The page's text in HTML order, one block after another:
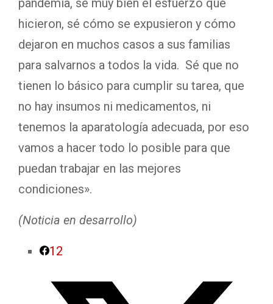
hicieron, sé cómo se expusieron y cómo
dejaron en muchos casos a sus familias
para salvarnos a todos la vida. Sé que no
tienen lo básico para cumplir su tarea, que
no hay insumos ni medicamentos, ni
tenemos la aparatología adecuada, por eso
vamos a hacer todo lo posible para que
puedan trabajar en las mejores
condiciones».
(Noticia en desarrollo)
12